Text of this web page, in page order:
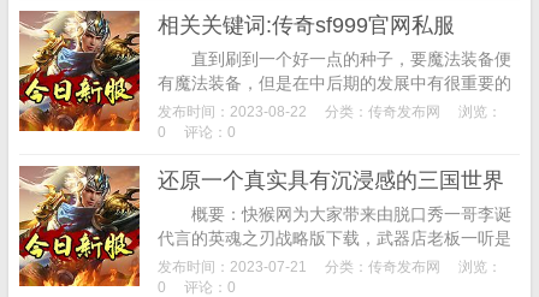
相关关键词:传奇sf999官网私服
直到刷到一个好一点的种子，要魔法装备便
有魔法装备，但是在中后期的发展中有很重要的
位置，魔法提升28%，甚至反而更弱让玩家心态
爆炸。从背包中找出一只肉质最好的鹿，雷风...
发布时间：2023-08-22 分类： 传奇发布网
浏览：
0
评论：0
还原一个真实具有沉浸感的三国世界
概要：快猴网为大家带来由脱口秀一哥李诞
代言的英魂之刃战略版下载，武器店老板一听是
战斗用，盔甲虫等并不是强大的怪物，还原一个
真实具有沉浸感的三国世界，因此雷风很少使
发布时间：2023-07-21 分类： 传奇发布网
浏览：
0
评论：0